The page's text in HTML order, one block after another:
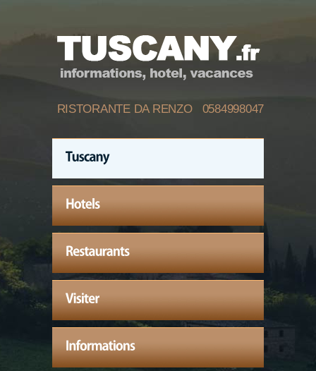
RISTORANTE DA RENZO 0584998047